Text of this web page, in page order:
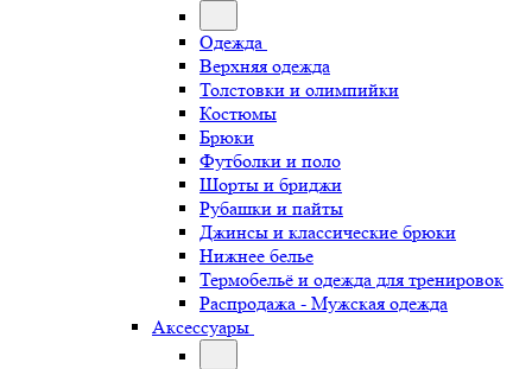
Одежда
Верхняя одежда
Толстовки и олимпийки
Костюмы
Брюки
Футболки и поло
Шорты и бриджи
Рубашки и пайты
Джинсы и классические брюки
Нижнее белье
Термобельё и одежда для тренировок
Распродажа - Мужская одежда
Аксессуары